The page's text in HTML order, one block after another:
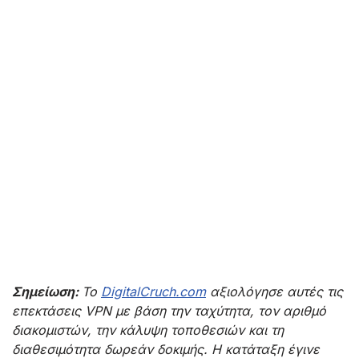
Σημείωση: Το DigitalCruch.comαξιολόγησε αυτές τις
επεκτάσεις VPN με βάση την ταχύτητα, τον αριθμό
διακομιστών, την κάλυψη τοποθεσιών και τη
διαθεσιμότητα δωρεάν δοκιμής. Η κατάταξη έγινε